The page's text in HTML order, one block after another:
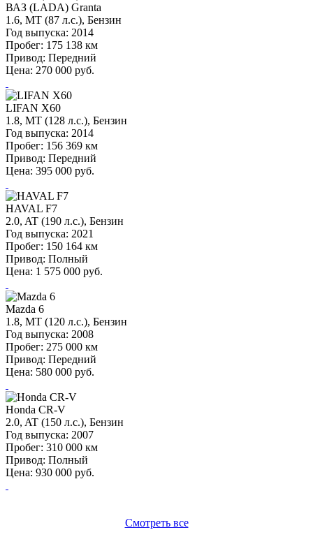
ВАЗ (LADA) Granta
1.6, MT (87 л.с.), Бензин
Год выпуска: 2014
Пробег: 175 138 км
Привод: Передний
Цена: 270 000 руб.
LIFAN X60
1.8, MT (128 л.с.), Бензин
Год выпуска: 2014
Пробег: 156 369 км
Привод: Передний
Цена: 395 000 руб.
HAVAL F7
2.0, AT (190 л.с.), Бензин
Год выпуска: 2021
Пробег: 150 164 км
Привод: Полный
Цена: 1 575 000 руб.
Mazda 6
1.8, MT (120 л.с.), Бензин
Год выпуска: 2008
Пробег: 275 000 км
Привод: Передний
Цена: 580 000 руб.
Honda CR-V
2.0, AT (150 л.с.), Бензин
Год выпуска: 2007
Пробег: 310 000 км
Привод: Полный
Цена: 930 000 руб.
Смотреть все